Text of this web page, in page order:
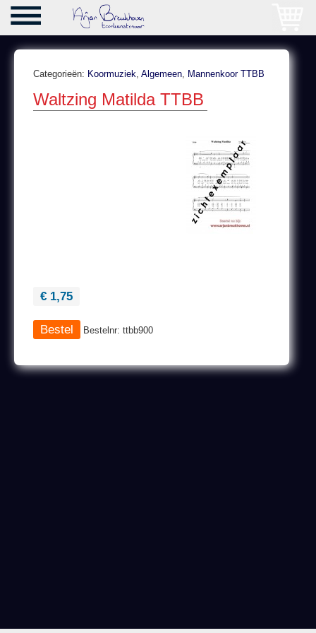
Categorieën: Koormuziek, Algemeen, Mannenkoor TTBB
Waltzing Matilda TTBB
€ 1,75
Bestelnr: ttbb900